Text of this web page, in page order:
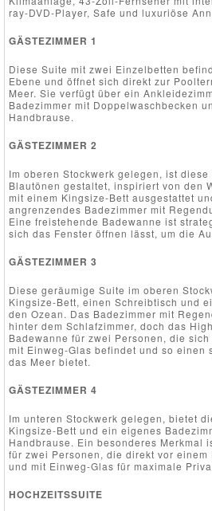
ray-DVD-Player, Safe und luxuriöse
GÄSTEZIMMER 1
Diese Suite mit zwei Einzelbetten
Ebene und öffnet sich direkt zur
Meer. Sie verfügt über ein
Badezimmer mit Doppelwaschbecken
Handbrause.
GÄSTEZIMMER 2
Im oberen Stockwerk gelegen, ist
Blautönen gestaltet, inspiriert von den
mit einem Kingsize-Bett ausgestattet
angrenzendes Badezimmer mit
Eine freistehende Badewanne ist
sich das Fenster öffnen lässt, um die
GÄSTEZIMMER 3
Diese geräumige Suite im oberen
Kingsize-Bett, einen Schreibtisch und
den Ozean. Das Badezimmer mit
hinter dem Schlafzimmer, doch das
Badewanne für zwei Personen, die
mit Einweg-Glas befindet und so einen
das Meer bietet.
GÄSTEZIMMER 4
Im unteren Stockwerk gelegen, bietet
Kingsize-Bett und ein eigenes
Handbrause. Ein besonderes Merkmal
für zwei Personen, die direkt vor
und mit Einweg-Glas für maximale
HOCHZEITSSUITE